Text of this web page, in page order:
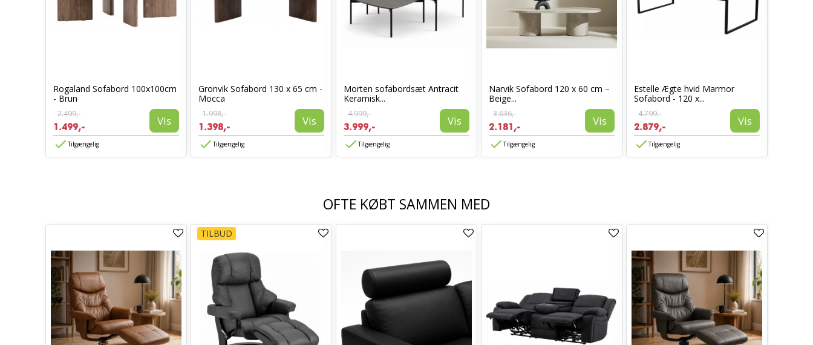
Rogaland Sofabord 100x100cm
- Brun
2.499,-
1.499,- Vis
Tilgængelig
Gronvik Sofabord 130 x 65 cm -
Mocca
1.998,-
1.398,- Vis
Tilgængelig
Morten sofabordsæt Antracit
Keramisk...
4.999,-
3.999,- Vis
Tilgængelig
Narvik Sofabord 120 x 60 cm –
Beige...
3.636,-
2.181,- Vis
Tilgængelig
Estelle Ægte hvid Marmor
Sofabord - 120 x...
4.799,-
2.879,- Vis
Tilgængelig
OFTE KØBT SAMMEN MED
TILBUD